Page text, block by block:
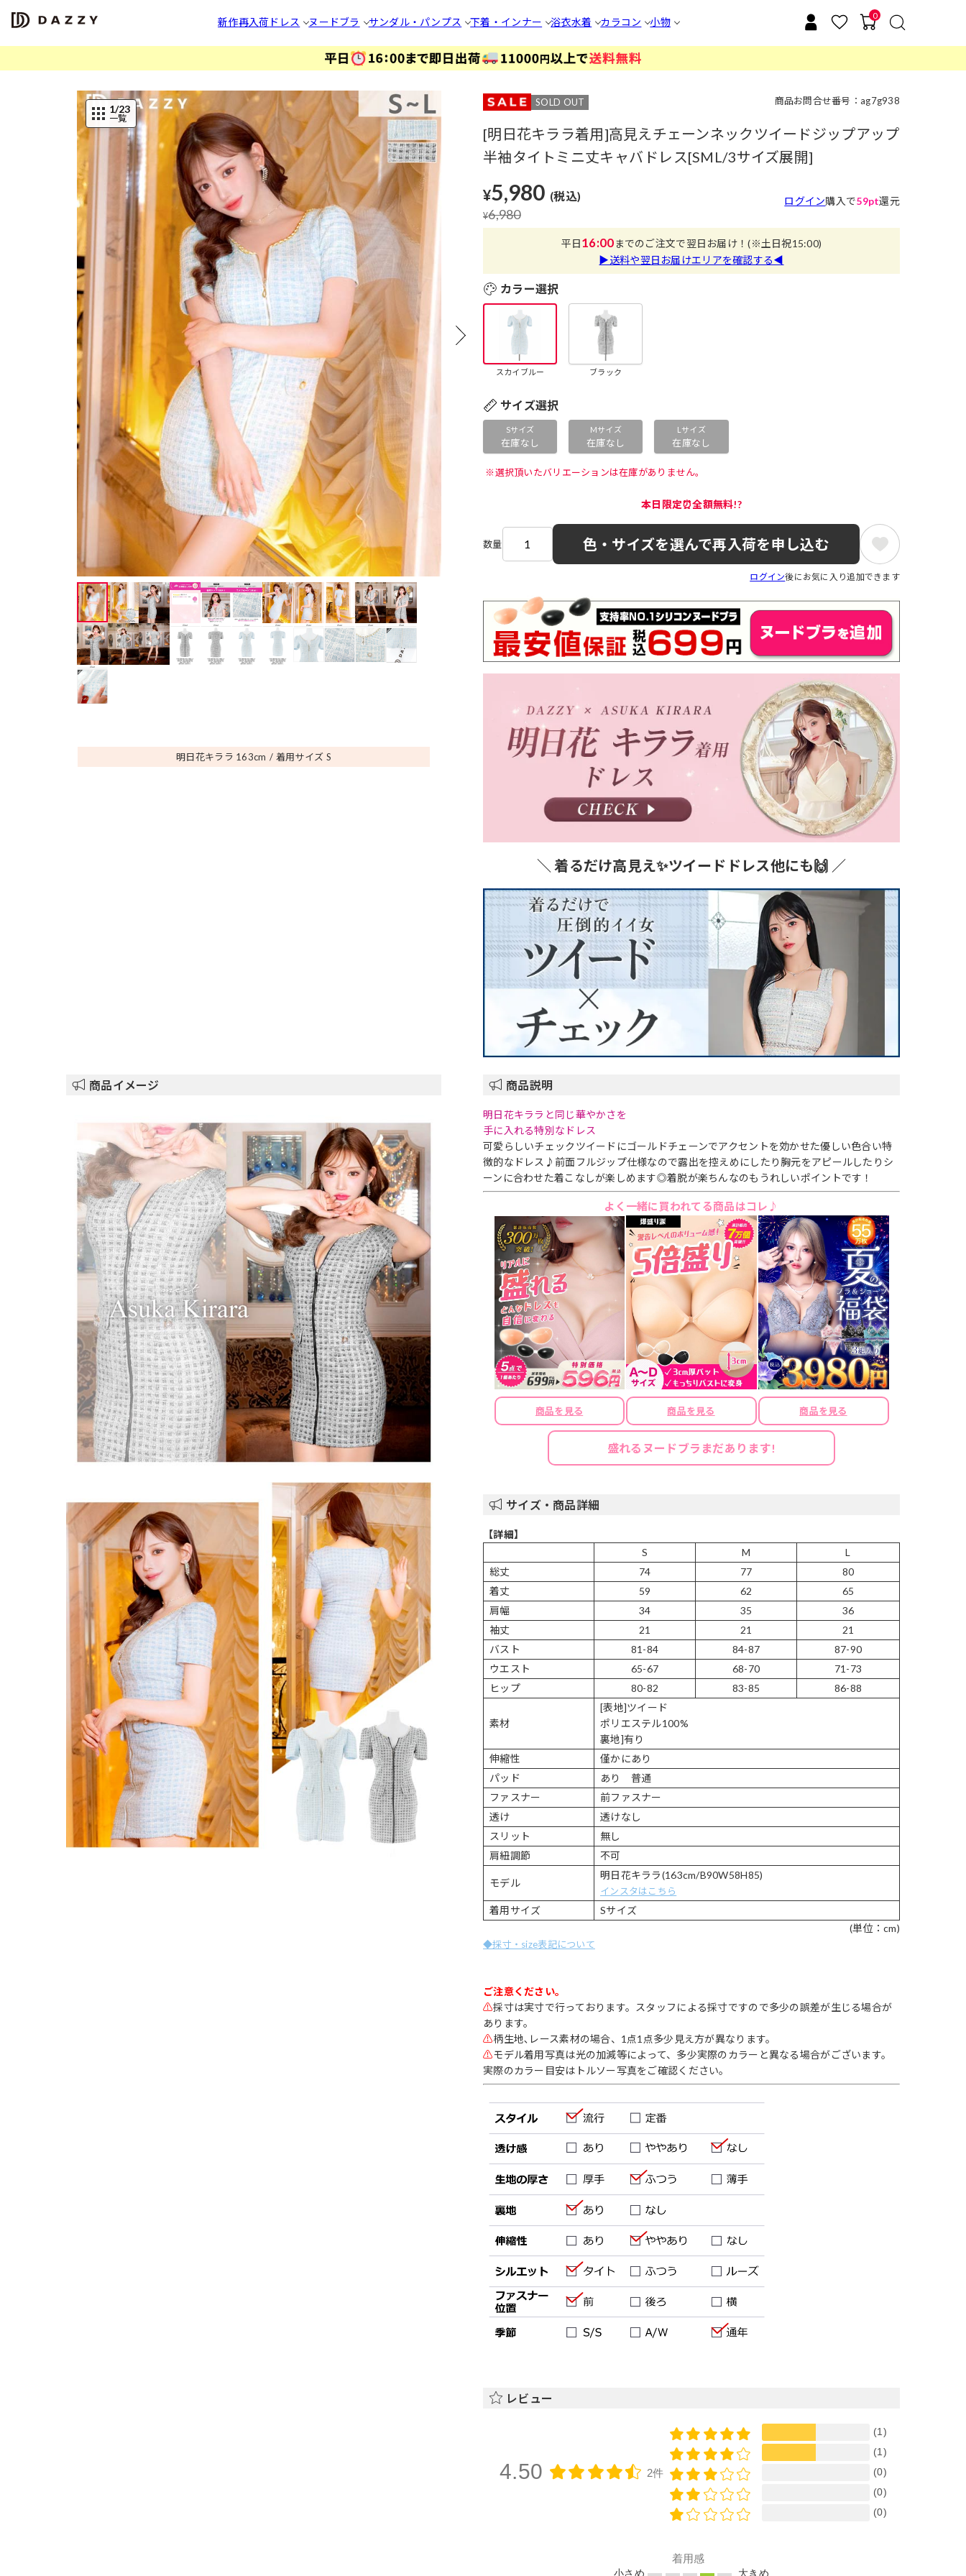
新作再入荷 ドレス ヌードブラ サンダル・パンプス 下着・インナー 浴衣水着 カラコン 小物
0
1/23
一覧
明日花キララ 163cm 着用サイズ S
SOLD OUT 商品お問合せ番号：ag7g938
[明日花キララ着用]高見えチェーンネックツイードジップアップ
半袖タイトミニ丈キャバドレス[SML/3サイズ展開]
¥5,980 (税込)
¥6,980
ログイン購入で59pt還元
平日16:00までのご注文で翌日お届け！(※土日祝15:00)
▶送料や翌日お届けエリアを確認する◀
カラー選択
スカイブルー ブラック
サイズ選択
Sサイズ
在庫なし
Mサイズ
在庫なし
Lサイズ
在庫なし
※選択頂いたバリエーションは在庫がありません。
本日限定⏰全額無料!?
数量 色・サイズを選んで再入荷を申し込む
ログイン後にお気に入り追加できます
＼ 着るだけ高見え✨ツイードドレス他にも🙌 ／
商品イメージ 商品説明
明日花キララと同じ華やかさを
手に入れる特別なドレス
可愛らしいチェックツイードにゴールドチェーンでアクセントを効かせた優しい色合い特
徴的なドレス♪前面フルジップ仕様なので露出を控えめにしたり胸元をアピールしたりシ
ーンに合わせた着こなしが楽しめます◎着脱が楽ちんなのもうれしいポイントです！
よく一緒に買われてる商品はコレ♪
商品を見る 商品を見る 商品を見る
盛れるヌードブラまだあります!
サイズ・商品詳細
【詳細】
S
M
L
総丈
74 77
80
着丈
59 62
65
肩幅
34 35
36
袖丈
21 21
21
バスト
81-84 84-87
87-90
ウエスト
65-67 68-70
71-73
ヒップ
80-82 83-85 86-88
素材
[表地]ツイード
ポリエステル100%
裏地]有り
伸縮性
僅かにあり
パッド
あり 普通
ファスナー
前ファスナー
透け
透けなし
スリット
無し
肩紐調節
不可
モデル
明日花キララ(163cm/B90W58H85)
インスタはこちら
着用サイズ
Sサイズ
(単位：cm)
◆採寸・size表記について
ご注意ください。
⚠採寸は実寸で行っております。スタッフによる採寸ですので多少の誤差が生じる場合が
あります。
⚠柄生地､レース素材の場合、1点1点多少見え方が異なります。
⚠モデル着用写真は光の加減等によって、多少実際のカラーと異なる場合がございます。
実際のカラー目安はトルソー写真をご確認ください。
レビュー
4.50 2件
(1)
(1)
(0)
(0)
(0)
着用感
小さめ 大きめ